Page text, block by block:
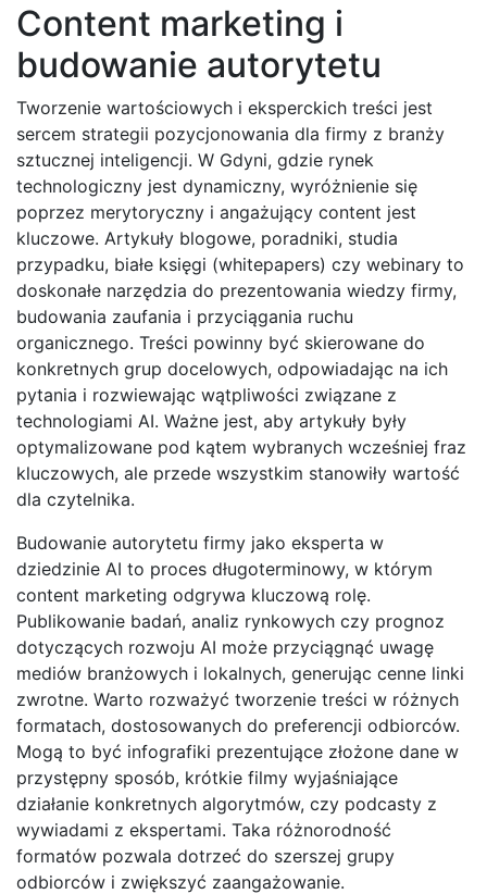
Content marketing i
budowanie autorytetu
Tworzenie wartościowych i eksperckich treści jest
sercem strategii pozycjonowania dla firmy z branży
sztucznej inteligencji. W Gdyni, gdzie rynek
technologiczny jest dynamiczny, wyróżnienie się
poprzez merytoryczny i angażujący content jest
kluczowe. Artykuły blogowe, poradniki, studia
przypadku, białe księgi (whitepapers) czy webinary to
doskonałe narzędzia do prezentowania wiedzy firmy,
budowania zaufania i przyciągania ruchu
organicznego. Treści powinny być skierowane do
konkretnych grup docelowych, odpowiadając na ich
pytania i rozwiewając wątpliwości związane z
technologiami AI. Ważne jest, aby artykuły były
optymalizowane pod kątem wybranych wcześniej fraz
kluczowych, ale przede wszystkim stanowiły wartość
dla czytelnika.
Budowanie autorytetu firmy jako eksperta w
dziedzinie AI to proces długoterminowy, w którym
content marketing odgrywa kluczową rolę.
Publikowanie badań, analiz rynkowych czy prognoz
dotyczących rozwoju AI może przyciągnąć uwagę
mediów branżowych i lokalnych, generując cenne linki
zwrotne. Warto rozważyć tworzenie treści w różnych
formatach, dostosowanych do preferencji odbiorców.
Mogą to być infografiki prezentujące złożone dane w
przystępny sposób, krótkie filmy wyjaśniające
działanie konkretnych algorytmów, czy podcasty z
wywiadami z ekspertami. Taka różnorodność
formatów pozwala dotrzeć do szerszej grupy
odbiorców i zwiększyć zaangażowanie.